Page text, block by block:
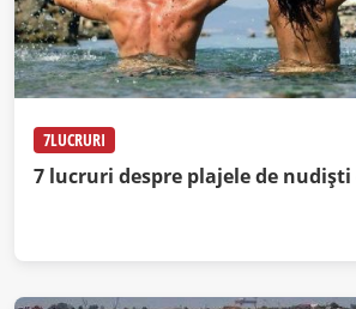
7LUCRURI
7 lucruri despre plajele de